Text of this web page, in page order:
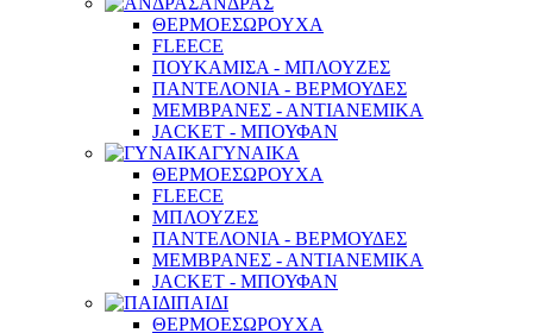
ΘΕΡΜΟΕΣΩΡΟΥΧΑ
FLEECE
ΠΟΥΚΑΜΙΣΑ - ΜΠΛΟΥΖΕΣ
ΠΑΝΤΕΛΟΝΙΑ - ΒΕΡΜΟΥΔΕΣ
ΜΕΜΒΡΑΝΕΣ - ΑΝΤΙΑΝΕΜΙΚΑ
JACKET - ΜΠΟΥΦΑΝ
ΓΥΝΑΙΚΑ
ΘΕΡΜΟΕΣΩΡΟΥΧΑ
FLEECE
ΜΠΛΟΥΖΕΣ
ΠΑΝΤΕΛΟΝΙΑ - ΒΕΡΜΟΥΔΕΣ
ΜΕΜΒΡΑΝΕΣ - ΑΝΤΙΑΝΕΜΙΚΑ
JACKET - ΜΠΟΥΦΑΝ
ΠΑΙΔΙ
ΘΕΡΜΟΕΣΩΡΟΥΧΑ